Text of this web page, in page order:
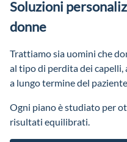
Soluzioni
donne
Trattiamo sia uomini che
al tipo di perdita dei
a lungo termine del paziente.
Ogni piano è studiato per
risultati equilibrati.